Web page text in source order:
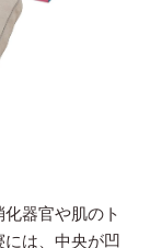
器官や肌のト
は、中央が凹